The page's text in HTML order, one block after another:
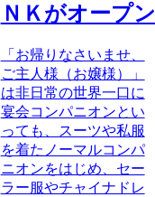
ＮＫがオープン
「お帰りなさいませ、
ご主人様（お嬢様）」
は非日常の世界一口に
宴会コンパニオンとい
っても、スーツや私服
を着たノーマルコンパ
ニオンをはじめ、セー
ラー服やチャイナドレ